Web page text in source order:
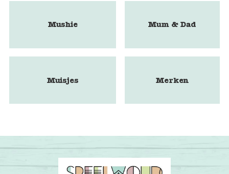
Mushie Mum & Dad
Muisjes Merken